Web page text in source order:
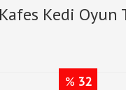
Kedi Oyun
% 32